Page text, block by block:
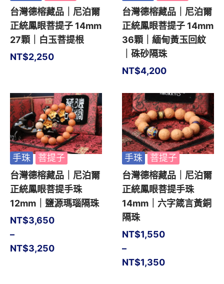
台灣德榕藏品｜尼泊爾
正統鳳眼菩提子 14mm
27顆｜白玉菩提根
NT$2,250
台灣德榕藏品｜尼泊爾
正統鳳眼菩提子 14mm
36顆｜緬甸黃玉回紋
｜硃砂隔珠
NT$4,200
手珠
菩提子
台灣德榕藏品｜尼泊爾
正統鳳眼菩提手珠
12mm｜鹽源瑪瑙隔珠
NT$3,250
–
NT$3,650
手珠
菩提子
台灣德榕藏品｜尼泊爾
正統鳳眼菩提手珠
14mm｜六字箴言黃銅
隔珠
NT$1,350
–
NT$1,550